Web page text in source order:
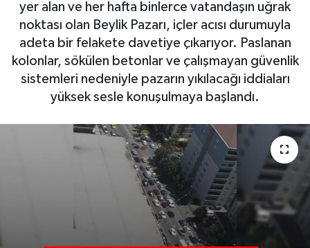
yer alan ve her hafta binlerce vatandaşın uğrak
noktası olan Beylik Pazarı, içler acısı durumuyla
adeta bir felakete davetiye çıkarıyor. Paslanan
kolonlar, sökülen betonlar ve çalışmayan güvenlik
sistemleri nedeniyle pazarın yıkılacağı iddiaları
yüksek sesle konuşulmaya başlandı.